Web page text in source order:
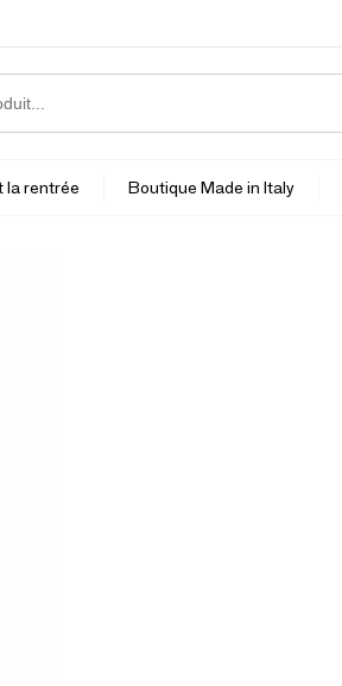
la rentrée Boutique Made in Italy